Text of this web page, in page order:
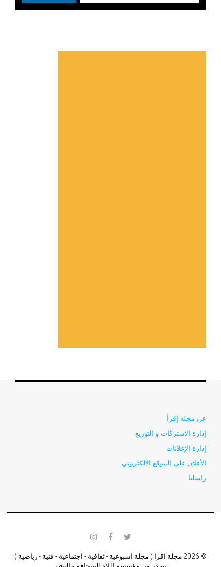
عن مجله إقرأ
إدارة الاشتركات و التوزيع
إدارة الإعلانات
الأعلان علي الموقع الالكتروني
راسلنا
© 2026 مجلة اقرا ( مجلة اسبوعية - ثقافية - اجتماعية - فنية - رياضية )
تصدر من مؤسسة البلاد للصحافة و النشر